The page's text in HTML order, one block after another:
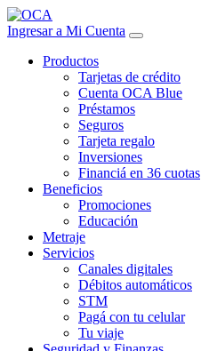
Ingresar a Mi Cuenta
Productos
Tarjetas de crédito
Cuenta OCA Blue
Préstamos
Seguros
Tarjeta regalo
Inversiones
Financiá en 36 cuotas
Beneficios
Promociones
Educación
Metraje
Servicios
Canales digitales
Débitos automáticos
STM
Pagá con tu celular
Tu viaje